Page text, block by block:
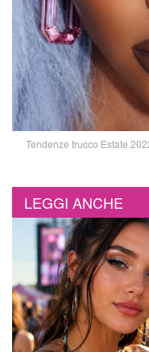
Tendenze trucco Estate
LEGGI ANCHE